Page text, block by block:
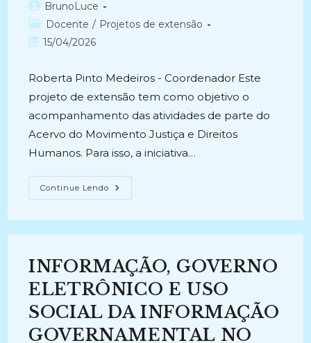
Autor
do
post:
BrunoLuce
Categoria
do
Docente / Projetos de extensão
Post15/04/2026
Roberta Pinto Medeiros - Coordenador Este
projeto de extensão tem como objetivo o
acompanhamento das atividades de parte do
Acervo do Movimento Justiça e Direitos
Humanos. Para isso, a iniciativa…
Continue Lendo SÉRIE
TERRORISMO
FUNDO
JUSTIÇA
E
DIREITOS
HUMANOS
(
2025
Atual)
INFORMAÇÃO, GOVERNO
ELETRÔNICO E USO
SOCIAL DA INFORMAÇÃO
GOVERNAMENTAL NO